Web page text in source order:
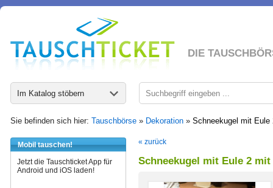
DIE
Im Katalog stöbern
Sie befinden sich hier: Tauschbörse » Dekoration » Schneekugel mit Eule
Mobil tauschen!
Jetzt die Tauschticket App für
Android und iOS laden!
« zurück
Schneekugel mit Eule 2 mit